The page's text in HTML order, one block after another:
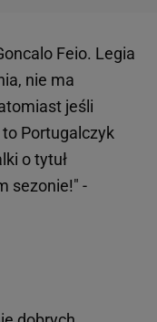
Feio. Legia
nie ma
jeśli
Portugalczyk
o tytuł
sezonie!" -